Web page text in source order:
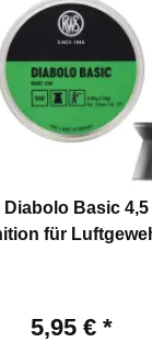
Diabolo Basic
für
5,95 € *